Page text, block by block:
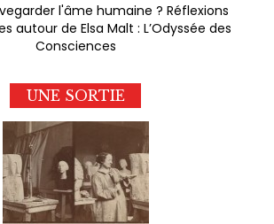
l'âme humaine ? Réflexions
autour de Elsa Malt : L’Odyssée des
Consciences
UNE SORTIE